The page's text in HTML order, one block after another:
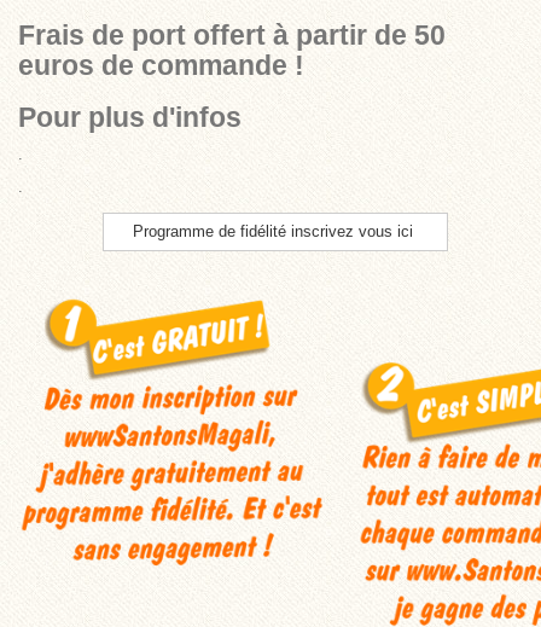
Frais de port offert à partir de 50
euros de commande !
Pour plus d'infos
Programme de fidélité inscrivez vous ici